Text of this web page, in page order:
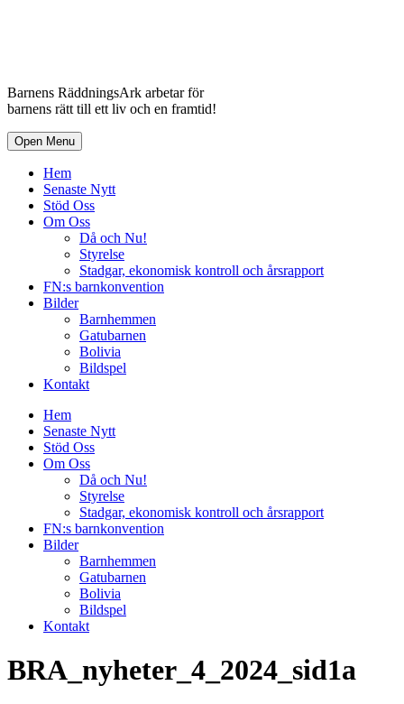
Barnens RäddningsArk arbetar för
barnens rätt till ett liv och en framtid!
Open Menu
Hem
Senaste Nytt
Stöd Oss
Om Oss
Då och Nu!
Styrelse
Stadgar, ekonomisk kontroll och årsrapport
FN:s barnkonvention
Bilder
Barnhemmen
Gatubarnen
Bolivia
Bildspel
Kontakt
Hem
Senaste Nytt
Stöd Oss
Om Oss
Då och Nu!
Styrelse
Stadgar, ekonomisk kontroll och årsrapport
FN:s barnkonvention
Bilder
Barnhemmen
Gatubarnen
Bolivia
Bildspel
Kontakt
BRA_nyheter_4_2024_sid1a